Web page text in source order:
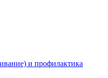
и профилактика